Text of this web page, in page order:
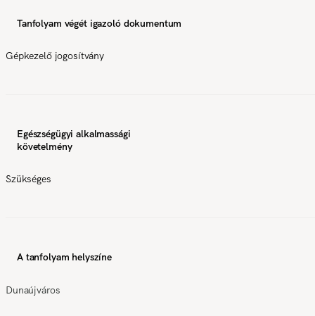
Tanfolyam végét igazoló dokumentum
Gépkezelő jogosítvány
Egészségügyi alkalmassági
követelmény
Szükséges
A tanfolyam helyszíne
Dunaújváros